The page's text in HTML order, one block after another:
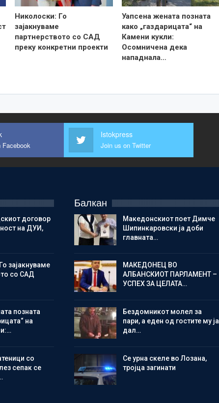
Николоски: Го
зајакнуваме
партнерството со САД
преку конкретни проекти
Уапсена жената позната
како „газдарицата“ на
Камени кукли:
Осомничена дека
нападнала…
Facebook
Istokpress
Join us on Twitter
договор
на ДУИ,
зајакнуваме
со САД
позната
на
со
сепак се
Балкан
Македонскиот поет Димче
Шипинкаровски ја доби
главната…
МАКЕДОНЕЦ ВО
АЛБАНСКИОТ ПАРЛАМЕНТ –
УСПЕХ ЗА ЦЕЛАТА…
Бездомникот молел за
пари, а еден од гостите му ја
дал…
Се урна скеле во Лозана,
тројца загинати